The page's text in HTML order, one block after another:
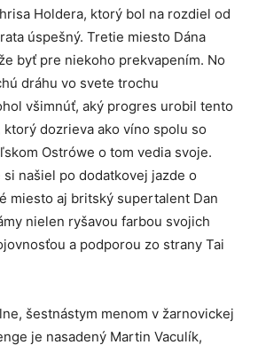
Holdera, ktorý bol na rozdiel od
úspešný. Tretie miesto Dána
byť pre niekoho prekvapením. No
dráhu vo svete trochu
všimnúť, aký progres urobil tento
dozrieva ako víno spolu so
Ostrówe o tom vedia svoje.
našiel po dodatkovej jazde o
miesto aj britský supertalent Dan
nielen ryšavou farbou svojich
a podporou zo strany Tai
šestnástym menom v žarnovickej
je nasadený Martin Vaculík,